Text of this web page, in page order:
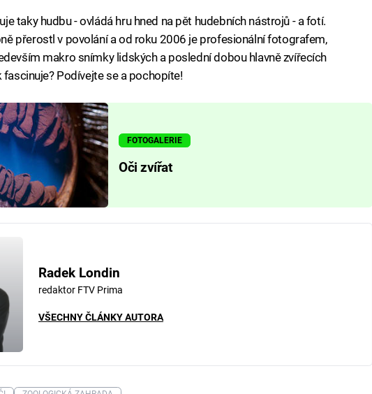
taky hudbu - ovládá hru hned na pět hudebních nástrojů - a fotí.
přerostl v povolání a od roku 2006 je profesionální fotografem,
makro snímky lidských a poslední dobou hlavně zvířecích
fascinuje? Podívejte se a pochopíte!
FOTOGALERIE
Oči zvířat
Radek Londin
redaktor FTV Prima
VŠECHNY ČLÁNKY AUTORA